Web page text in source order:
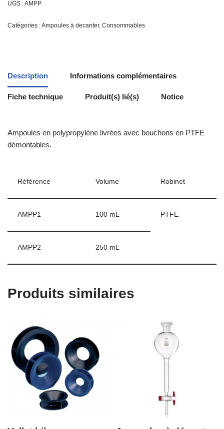
UGS :AMPP
Catégories :Ampoules à decanter, Consommables
Description Informations complémentaires
Fiche technique Produit(s) lié(s) Notice
Ampoules en polypropylène livrées avec bouchons en PTFE
démontables.
Référence Volume Robinet
AMPP1 100 mL PTFE
AMPP2 250 mL
Produits similaires